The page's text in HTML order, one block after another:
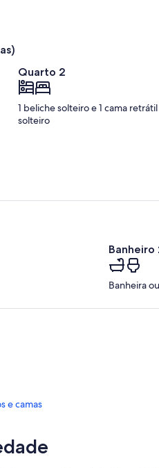
Quarto 2
1 beliche solteiro e 1 cama retrátil
solteiro
Banheiro
Banheira
e camas